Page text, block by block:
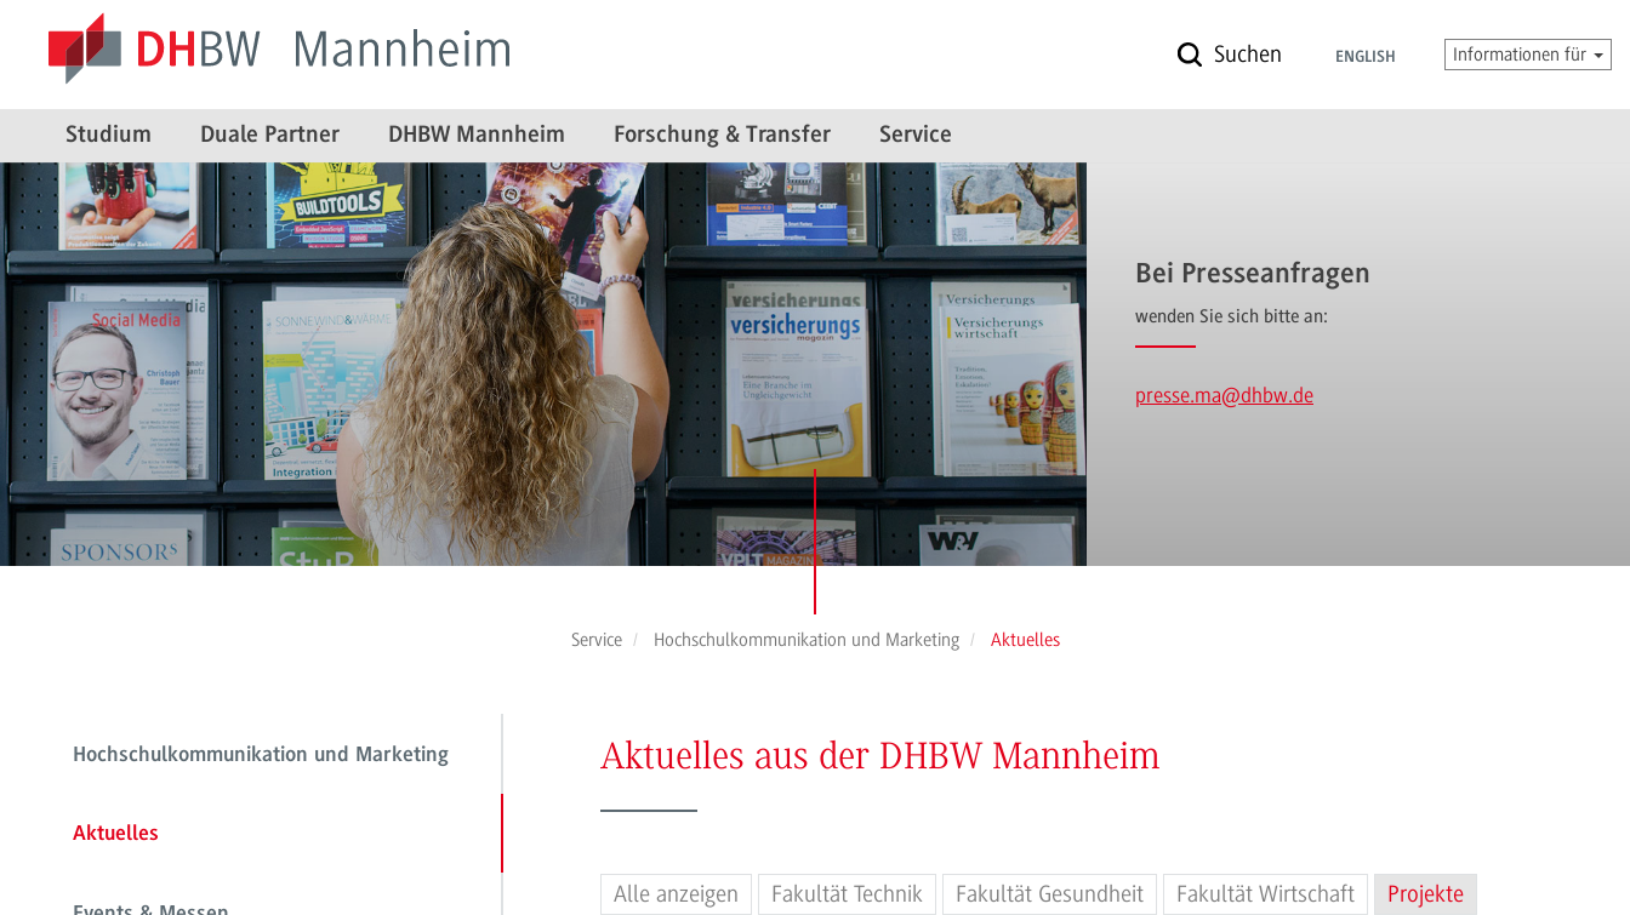
Suchen ENGLISH Informationen für
Studium Duale Partner DHBW Mannheim Forschung & Transfer Service
Bei Presseanfragen
wenden Sie sich bitte an:
presse.ma@dhbw.de
Service Hochschulkommunikation und Marketing Aktuelles
Hochschulkommunikation und Marketing
Aktuelles
Aktuelles aus der DHBW Mannheim
Alle anzeigen Fakultät Technik Fakultät Gesundheit Fakultät Wirtschaft
Projekte